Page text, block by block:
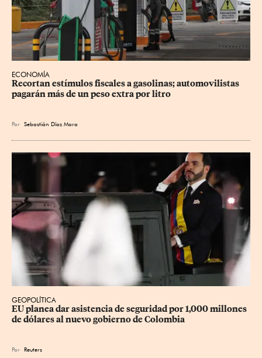
ECONOMÍA
Recortan estímulos fiscales a gasolinas; automovilistas
pagarán más de un peso extra por litro
Por Sebastián Díaz Mora
GEOPOLÍTICA
EU planea dar asistencia de seguridad por 1,000 millones
de dólares al nuevo gobierno de Colombia
Por Reuters